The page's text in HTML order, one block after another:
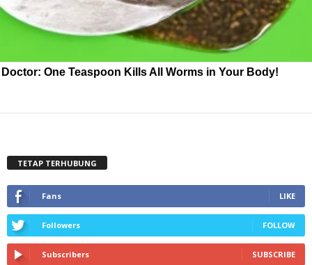
Doctor: One Teaspoon Kills All Worms in Your Body!
TETAP TERHUBUNG
Fans LIKE
Followers FOLLOW
Subscribers SUBSCRIBE